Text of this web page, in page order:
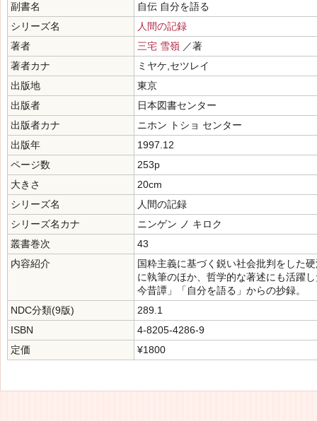
副書名
自伝 自分を語る
シリーズ名
人間の記録
著者
三宅 雪嶺 ／著
著者カナ
ミヤケ,セツレイ
出版地
東京
出版者
日本図書センター
出版者カナ
ニホン トショ センター
出版年
1997.12
ページ数
253p
大きさ
20cm
シリーズ名
人間の記録
シリーズ名カナ
ニンゲン ノ キロク
叢書巻次
43
内容紹介
国粋主義に基づく鋭い社会批判をした
に執筆のほか、哲学的な著述にも活躍
今昔譚」「自分を語る」からの抄録。
NDC分類(9版)
289.1
ISBN
4-8205-4286-9
定価
¥1800